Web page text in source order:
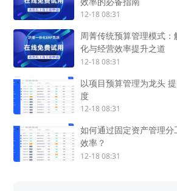
12-18 08:31
周菁传统预算管理模式
化与经营效率提升之道
12-18 08:31
以项目预算管理为龙头
度
12-18 08:31
如何通过固定资产管理
效率？
12-18 08:31